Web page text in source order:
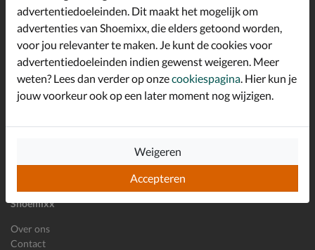
Shoemixx
Over ons
Contact
Altijd op de hoogte zijn?
Schrijf je in voor de Shoemixx nieuwsbrief en ontvang €10,-
welkomstkorting!*
E-mailadres
advertentiedoeleinden. Dit maakt het mogelijk om
advertenties van Shoemixx, die elders getoond worden,
voor jou relevanter te maken. Je kunt de cookies voor
advertentiedoeleinden indien gewenst weigeren. Meer
weten? Lees dan verder op onzecookiespagina . Hier kun je
jouw voorkeur ook op een later moment nog wijzigen.
Accepteren
Weigeren